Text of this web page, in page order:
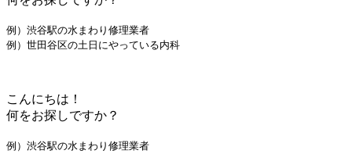
例）渋谷駅の水まわり修理業者
例）世田谷区の土日にやっている内科
こんにちは！
何をお探しですか？
例）渋谷駅の水まわり修理業者